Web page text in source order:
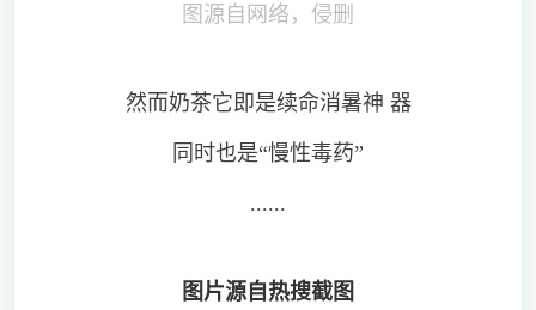
图源自网络，侵删
然而奶茶它即是续命消暑神 器
同时也是“慢性毒药”
......
图片源自热搜截图